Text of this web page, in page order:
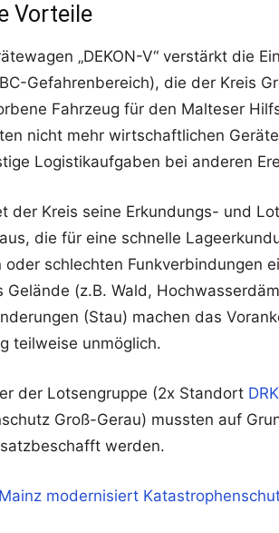
Vorteile
„DEKON-V“ verstärkt die
Gefahrenbereich), die der Kreis
Fahrzeug für den Malteser
nicht mehr wirtschaftlichen
Logistikaufgaben bei anderen
der Kreis seine Erkundungs- und
aus, die für eine schnelle
schlechten Funkverbindungen
Gelände (z.B. Wald,
(Stau) machen das
teilweise unmöglich.
der Lotsengruppe (2x Standort
Groß-Gerau) mussten auf
werden.
Mainz modernisiert